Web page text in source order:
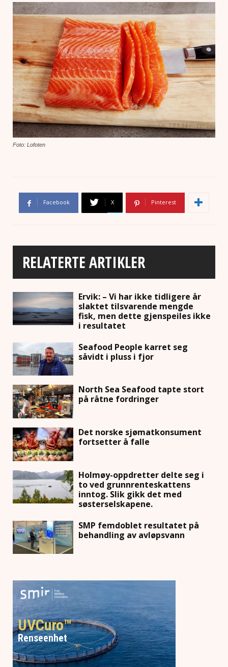
Foto: Lofoten
Facebook X Pinterest
RELATERTE ARTIKLER
Ervik: – Vi har ikke tidligere år
slaktet tilsvarende mengde
fisk, men dette gjenspeiles ikke
i resultatet
Seafood People karret seg
såvidt i pluss i fjor
North Sea Seafood tapte stort
på råtne fordringer
Det norske sjømatkonsument
fortsetter å falle
Holmøy-oppdretter delte seg i
to ved grunnrenteskattens
inntog. Slik gikk det med
søsterselskapene.
SMP femdoblet resultatet på
behandling av avløpsvann